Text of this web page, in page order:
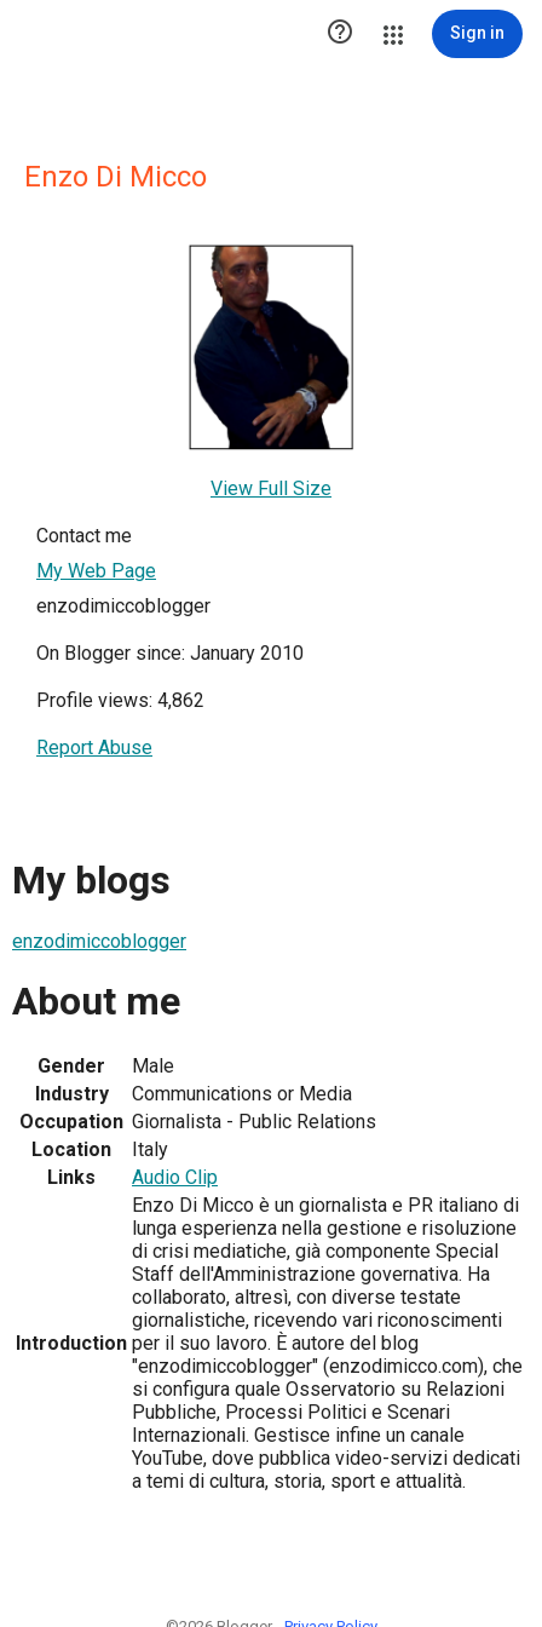
 Sign in
Enzo Di Micco
View Full Size
Contact me
My Web Page
enzodimiccoblogger
On Blogger since: January 2010
Profile views: 4,862
Report Abuse
My blogs
enzodimiccoblogger
About me
Gender
Male
Industry
Communications or Media
Occupation Giornalista - Public Relations
Location
Italy
Links
Audio Clip
Introduction
Enzo Di Micco è un giornalista e PR italiano di
lunga esperienza nella gestione e risoluzione
di crisi mediatiche, già componente Special
Staff dell'Amministrazione governativa. Ha
collaborato, altresì, con diverse testate
giornalistiche, ricevendo vari riconoscimenti
per il suo lavoro. È autore del blog
"enzodimiccoblogger" (enzodimicco.com), che
si configura quale Osservatorio su Relazioni
Pubbliche, Processi Politici e Scenari
Internazionali. Gestisce infine un canale
YouTube, dove pubblica video-servizi dedicati
a temi di cultura, storia, sport e attualità.